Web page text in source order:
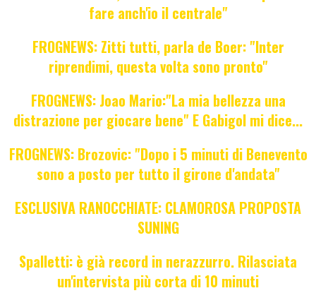
fare anch'io il centrale"
FROGNEWS: Zitti tutti, parla de Boer: "Inter
riprendimi, questa volta sono pronto"
FROGNEWS: Joao Mario:"La mia bellezza una
distrazione per giocare bene" E Gabigol mi dice...
FROGNEWS: Brozovic: "Dopo i 5 minuti di Benevento
sono a posto per tutto il girone d'andata"
ESCLUSIVA RANOCCHIATE: CLAMOROSA PROPOSTA
SUNING
Spalletti: è già record in nerazzurro. Rilasciata
un'intervista più corta di 10 minuti